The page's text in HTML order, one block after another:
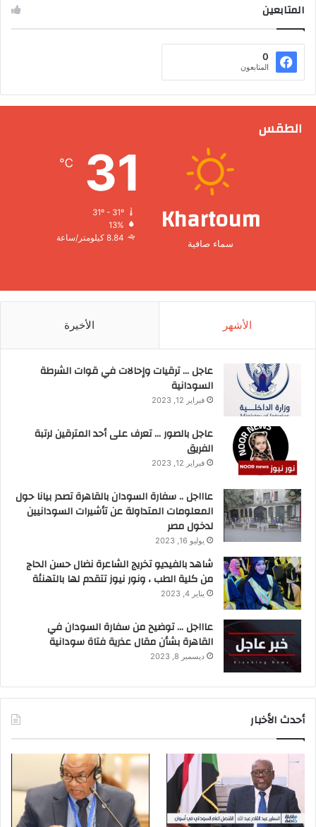
المتابعين
0
المتابعون
الطقس
Khartoum
سماء صافية
31
℃
31º - 31º
13%
8.84 كيلومتر/ساعة
الأشهر الأخيرة
عاجل … ترقيات وإحالات في قوات الشرطة
السودانية
فبراير 12, 2023
عاجل بالصور … تعرف على أحد المترقين لرتبة
الفريق
فبراير 12, 2023
عاااجل .. سفارة السودان بالقاهرة تصدر بيانا حول
المعلومات المتداولة عن تأشيرات السودانيين
لدخول مصر
يوليو 16, 2023
شاهد بالفيديو تخريج الشاعرة نضال حسن الحاج
من كلية الطب ، ونور نيوز تتقدم لها بالتهنئة
يناير 4, 2023
عاااجل … توضيح من سفارة السودان في
القاهرة بشأن مقال عذرية فتاة سودانية
ديسمبر 8, 2023
أحدث الأخبار